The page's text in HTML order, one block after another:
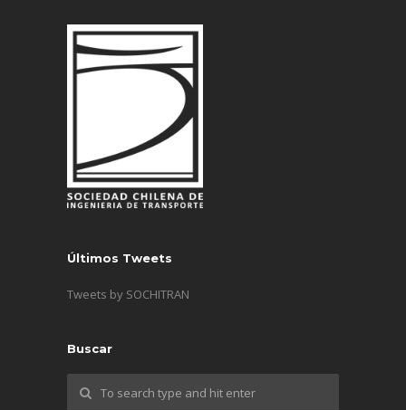
Últimos Tweets
Tweets by SOCHITRAN
Buscar